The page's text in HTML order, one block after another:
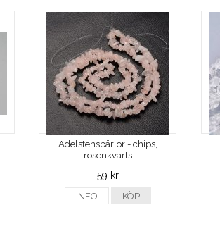
Ädelstenspärlor - chips,
rosenkvarts
59 kr
INFO KÖP